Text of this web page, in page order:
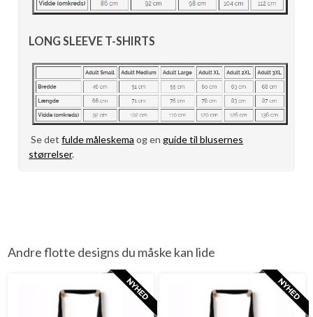
LONG SLEEVE T-SHIRTS
Se detfulde måleskema og enguide til blusernes
størrelser.
Andre flotte designs du måske kan lide